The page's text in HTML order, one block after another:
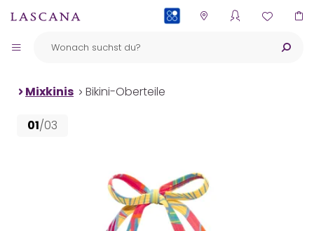
Mixkinis Bikini-Oberteile
01/03